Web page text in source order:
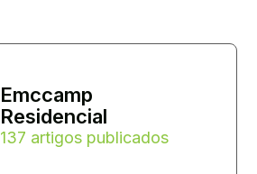
Emccamp
Residencial
137 artigos publicados